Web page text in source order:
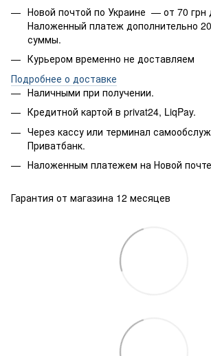
Новой почтой по Украине — от 70 грн
Наложенный платеж дополнительно
суммы.
Курьером временно не доставляем
Подробнее о доставке
Наличными при получении.
Кредитной картой в privat24, LiqPay.
Через кассу или терминал
Приватбанк.
Наложенным платежем на Новой почте
Гарантия от магазина 12 месяцев